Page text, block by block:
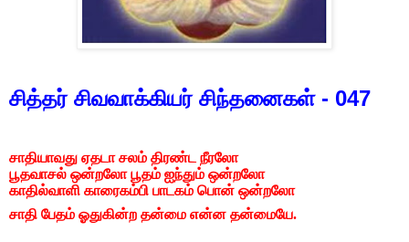
சித்தர் சிவவாக்கியர் சிந்தனைகள் - 047
சாதியாவது ஏதடா சலம் திரண்ட நீரலோ
பூதவாசல் ஒன்றலோ பூதம் ஐந்தும் ஒன்றலோ
காதில்வாளி காரைகம்பி பாடகம் பொன் ஒன்றலோ
சாதி பேதம் ஓதுகின்ற தன்மை என்ன தன்மையே.